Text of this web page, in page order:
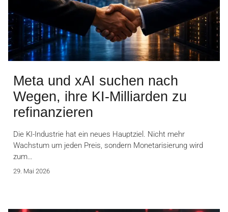
Meta und xAI suchen nach
Wegen, ihre KI-Milliarden zu
refinanzieren
Die KI-Industrie hat ein neues Hauptziel. Nicht mehr
Wachstum um jeden Preis, sondern Monetarisierung wird
zum…
29. Mai 2026